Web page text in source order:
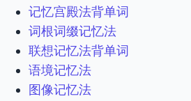
记忆宫殿法背单词
词根词缀记忆法
联想记忆法背单词
语境记忆法
图像记忆法